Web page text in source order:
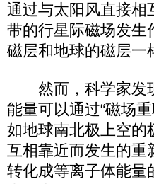
通过与太阳风直接相
带的行星际磁场发生
磁层和地球的磁层一
然而，科学家发现
能量可以通过“磁场
如地球南北极上空的
互相靠近而发生的重
转化成等离子体能量